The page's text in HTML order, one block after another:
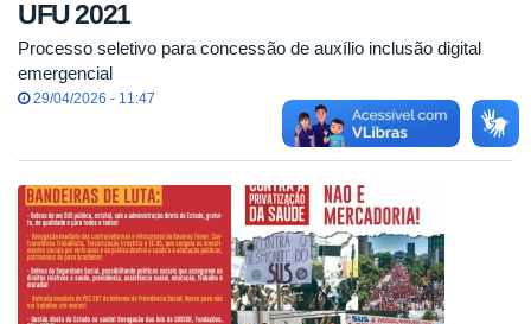
UFU 2021
Processo seletivo para concessão de auxílio inclusão digital
emergencial
29/04/2026 - 11:47